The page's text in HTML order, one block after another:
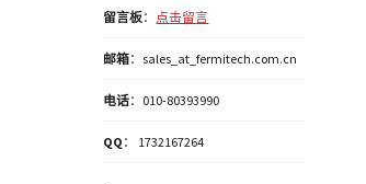
留言板： 点击留言
邮箱：sales_at_fermitech.com.cn
电话：010-80393990
QQ ： 1732167264